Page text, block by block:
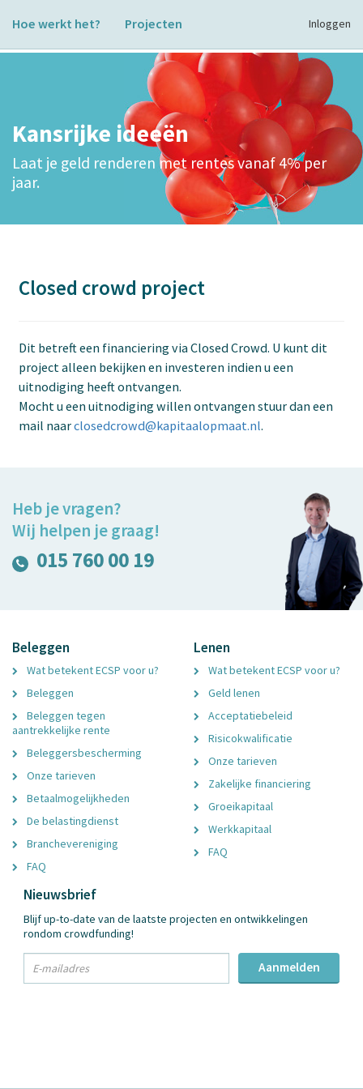
Hoe werkt het? Projecten Inloggen
Kansrijke ideeën
Laat je geld renderen met rentes vanaf 4% per
jaar.
Closed crowd project
Dit betreft een financiering via Closed Crowd. U kunt dit
project alleen bekijken en investeren indien u een
uitnodiging heeft ontvangen.
Mocht u een uitnodiging willen ontvangen stuur dan een
mail naarclosedcrowd@kapitaalopmaat.nl.
Heb je vragen?
Wij helpen je graag!
015 760 00 19
Beleggen
Wat betekent ECSP voor u?
Beleggen
Beleggen tegen
aantrekkelijke rente
Beleggersbescherming
Onze tarieven
Betaalmogelijkheden
De belastingdienst
Branchevereniging
FAQ
Lenen
Wat betekent ECSP voor u?
Geld lenen
Acceptatiebeleid
Risicokwalificatie
Onze tarieven
Zakelijke financiering
Groeikapitaal
Werkkapitaal
FAQ
Nieuwsbrief
Blijf up-to-date van de laatste projecten en ontwikkelingen
rondom crowdfunding!
Email
Aanmelden